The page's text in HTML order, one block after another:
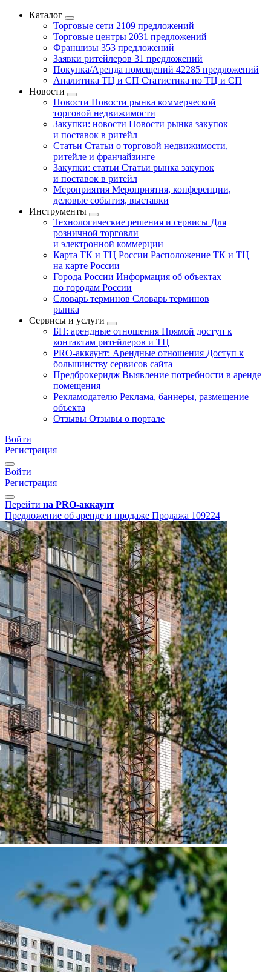
Каталог
Торговые сети 2109 предложений
Торговые центры 2031 предложений
Франшизы 353 предложений
Заявки ритейлеров 31 предложений
Покупка/Аренда помещений 42285 предложений
Аналитика ТЦ и СП Статистика по ТЦ и СП
Новости
Новости Новости рынка коммерческой
торговой недвижимости
Закупки: новости Новости рынка закупок
и поставок в ритейл
Статьи Статьи о торговой недвижимости,
ритейле и франчайзинге
Закупки: статьи Статьи рынка закупок
и поставок в ритейл
Мероприятия Мероприятия, конференции,
деловые события, выставки
Инструменты
Технологические решения и сервисы Для
розничной торговли
и электронной коммерции
Карта ТК и ТЦ России Расположение ТК и ТЦ
на карте России
Города России Информация об объектах
по городам России
Словарь терминов Словарь терминов
рынка
Сервисы и услуги
БП: арендные отношения Прямой доступ к
контактам ритейлеров и ТЦ
PRO-аккаунт: Арендные отношения Доступ к
большинству сервисов сайта
Предброкеридж Выявление потребности в аренде
помещения
Рекламодателю Реклама, баннеры, размещение
объекта
Отзывы Отзывы о портале
Войти
Регистрация
Войти
Регистрация
Перейти на PRO-аккаунт
Предложение об аренде и продаже Продажа 109224
109224 - Г. ВИДНОЕ,
ДЕРЕВНЯ ТАРЫЧЕВО,
ФРУКТОВЫЕ САДЫ
УЛИЦА, Д.2/10